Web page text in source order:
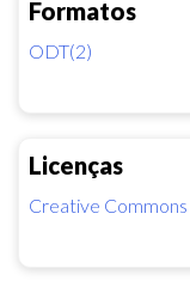
Formatos
ODT(2)
Licenças
Creative Commons